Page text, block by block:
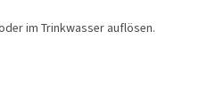
im Trinkwasser auflösen.